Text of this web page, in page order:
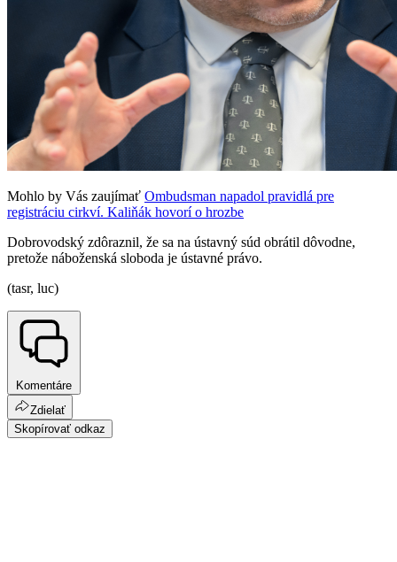
Mohlo by Vás zaujímať Ombudsman napadol pravidlá pre
registráciu cirkví. Kaliňák hovorí o hrozbe
Dobrovodský zdôraznil, že sa na ústavný súd obrátil dôvodne,
pretože náboženská sloboda je ústavné právo.
(tasr, luc)
Komentáre
Zdielať
Skopírovať odkaz